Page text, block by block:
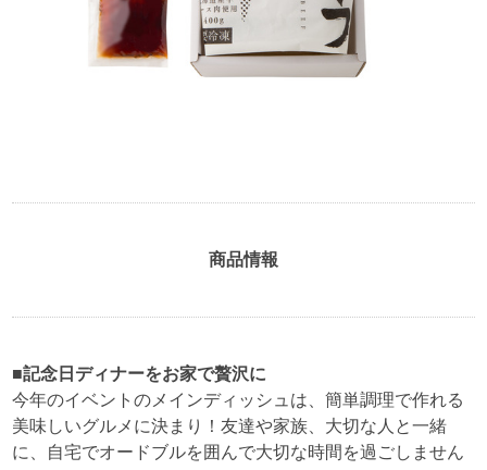
商品情報
■記念日ディナーをお家で贅沢に
今年のイベントのメインディッシュは、簡単調理で作れる
美味しいグルメに決まり！友達や家族、大切な人と一緒
に、自宅でオードブルを囲んで大切な時間を過ごしません